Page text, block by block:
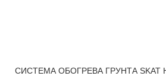
СИСТЕМА ОБОГРЕВА ГРУНТА SKAT